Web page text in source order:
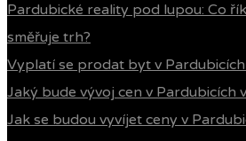
Pardubické reality pod lupou: Co
směřuje trh?
Vyplatí se prodat byt v
Jaký bude vývoj cen v Pardubicích
Jak se budou vyvíjet ceny v